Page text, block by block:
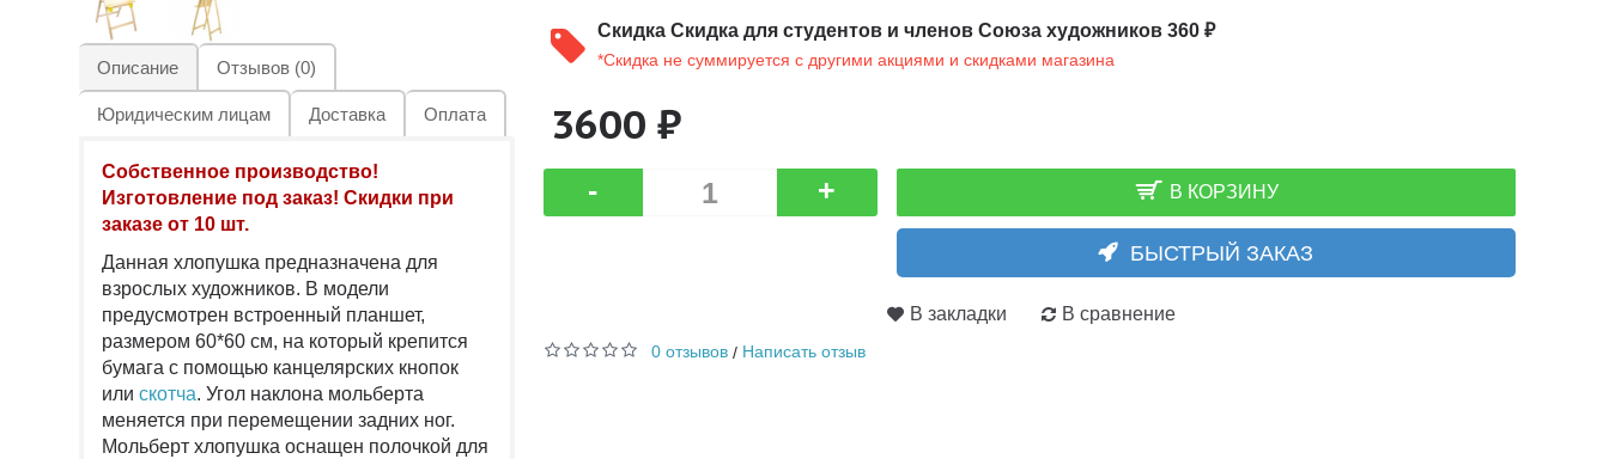
Описание Отзывов (0)
Юридическим лицам Доставка Оплата
Собственное производство!
Изготовление под заказ! Скидки при
заказе от 10 шт.
Данная хлопушка предназначена для
взрослых художников. В модели
предусмотрен встроенный планшет,
размером 60*60 см, на который крепится
бумага с помощью канцелярских кнопок
или скотча. Угол наклона мольберта
меняется при перемещении задних ног.
Мольберт хлопушка оснащен полочкой для
Скидка Скидка для студентов и членов Союза художников 360 ₽
*Скидка не суммируется с другими акциями и скидками магазина
3600 ₽
- + В КОРЗИНУ
БЫСТРЫЙ ЗАКАЗ
В закладки В сравнение
0 отзывов/ Написать отзыв